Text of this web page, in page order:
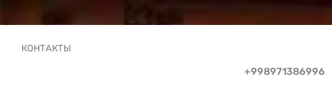
КОНТАКТЫ
+998971386996